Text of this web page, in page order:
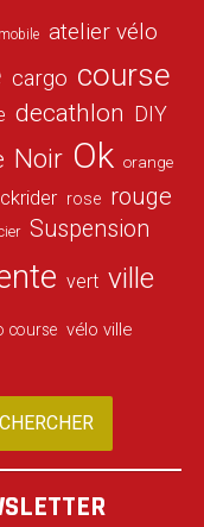
atelier vélo
cargo course
decathlon DIY
Noir Ok orange
rose rouge
Suspension
vert ville
course vélo ville